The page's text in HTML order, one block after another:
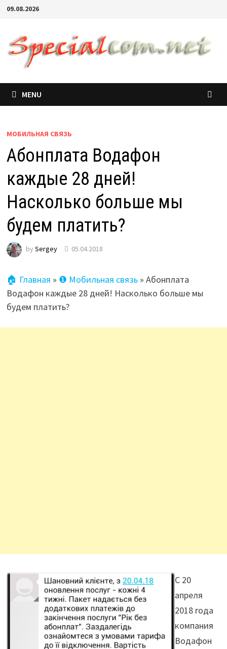
09.08.2026
MENU
МОБИЛЬНАЯ СВЯЗЬ
Абонплата Водафон
каждые 28 дней!
Насколько больше мы
будем платить?
by Sergey 05.04.2018
🏠 Главная » ❶ Мобильная связь» Абонплата
Водафон каждые 28 дней! Насколько больше мы
будем платить?
С 20
апреля
2018 года
компания
Водафон